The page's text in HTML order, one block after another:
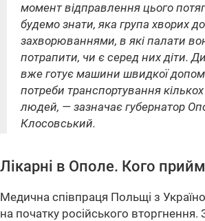
момент відправлення цього
будемо знати, яка група хворих
захворюваннями, в які палати
потрапити, чи є серед них діти.
вже готує машини швидкої
потреби транспортування
людей, — зазначає губернатор
Клосовський.
Лікарні в Ополе. Кого
Медична співпраця Польщі з
на початку російського